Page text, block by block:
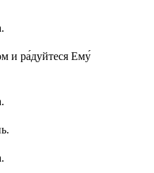
и ра́дуйтеся Ему́